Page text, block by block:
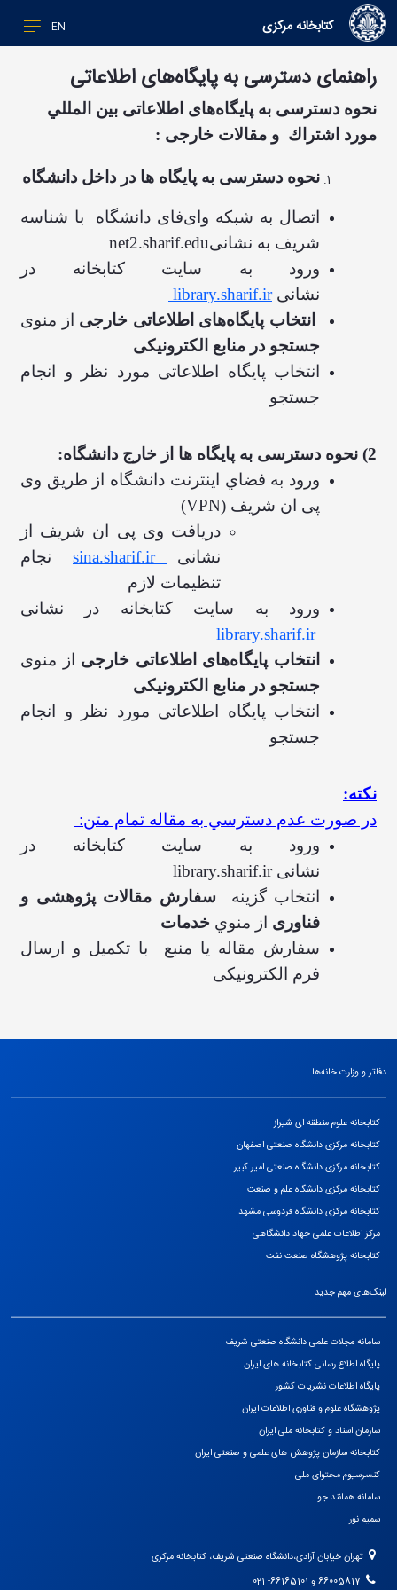
EN کتابخانه مرکزی
راهنمای دسترسی به پایگاه‌های اطلاعاتی
​​​​​​​نحوه دسترسی به پایگاه‌های اطلاعاتی بين المللي
مورد اشتراك و مقالات خارجی :
نحوه دسترسی به پایگاه ها در داخل دانشگاه
اتصال به شبکه وای‌فای دانشگاه با شناسه
شریف به نشانی‌net2.sharif.edu
ورود به سایت کتابخانه در
نشانیlibrary.sharif.ir
انتخاب پایگاههای اطلاعاتی خارجی از منوی
جستجو در منابع الکترونیکی
انتخاب پایگاه اطلاعاتی مورد نظر و انجام
جستجو
2) نحوه دسترسی به پایگاه ها از خارج دانشگاه:
ورود به فضاي اينترنت دانشگاه از طریق وی
پی ان شریف (VPN
)
دریافت وی پی ان شریف
از
نشانی
sina.sharif.ir
نجام
تنظیمات لازم
ورود به سایت کتابخانه در نشانی
library.sharif.ir
انتخاب پایگاههای اطلاعاتی خارجی از منوی
جستجو در منابع الکترونیکی
انتخاب پایگاه اطلاعاتی مورد نظر و انجام
جستجو
نکته:
در صورت عدم دسترسي به مقاله تمام متن:
ورود به سایت کتابخانه در
نشانی library.sharif.ir
انتخاب گزينه
سفارش مقالات پژوهشی و
فناوری از منوي خدمات
سفارش مقاله يا منبع با تکمیل و ارسال
فرم الکترونیکی
دفاتر و وزارت خانه‌ها
کتابخانه علوم منطقه ای شیراز
کتابخانه مرکزی دانشگاه صنعتی اصفهان
کتابخانه مرکزی دانشگاه صنعتی امیر کبیر
کتابخانه مرکزی دانشگاه علم و صنعت
کتابخانه مرکزی دانشگاه فردوسی مشهد
مرکز اطلاعات علمی جهاد دانشگاهی
كتابخانه پژوهشگاه صنعت نفت
لینک‌های مهم جدید
سامانه مجلات علمی دانشگاه صنعتی شریف
پایگاه اطلاع رسانی کتابخانه های ایران
پایگاه اطلاعات نشریات کشور
پژوهشگاه علوم و فناوری اطلاعات ایران
سازمان اسناد و کتابخانه ملی ایران
کتابخانه سازمان پژوهش های علمی و صنعتی ایران
کنسرسیوم محتوای ملی
سامانه همانند جو
سمیم نور
تهران خیابان آزادی،دانشگاه صنعتی شریف، کتابخانه مرکزی